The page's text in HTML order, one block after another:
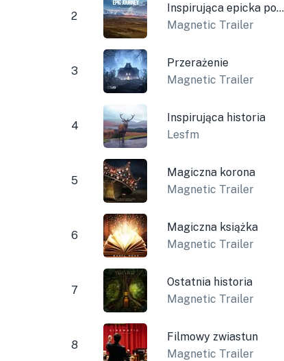
2
Inspirująca epicka podróż
Magnetic Trailer
3
Przerażenie
Magnetic Trailer
4
Inspirująca historia
Lesfm
5
Magiczna korona
Magnetic Trailer
6
Magiczna książka
Magnetic Trailer
7
Ostatnia historia
Magnetic Trailer
8
Filmowy zwiastun
Magnetic Trailer